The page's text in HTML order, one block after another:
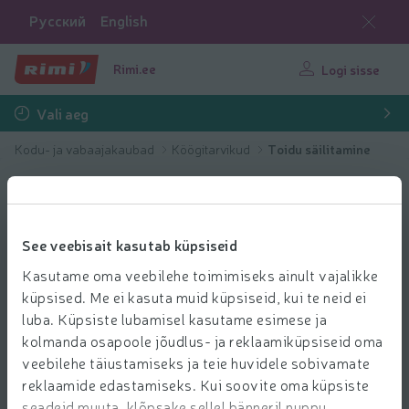
See veebisait kasutab küpsiseid
Kasutame oma veebilehe toimimiseks ainult vajalikke
küpsised. Me ei kasuta muid küpsiseid, kui te neid ei
luba. Küpsiste lubamisel kasutame esimese ja
kolmanda osapoole jõudlus- ja reklaamiküpsiseid oma
veebilehe täiustamiseks ja teie huvidele sobivamate
reklaamide edastamiseks. Kui soovite oma küpsiste
Русский English
Rimi.ee Logi sisse
Vali aeg
Kodu- ja vabaajakaubad Köögitarvikud Toidu säilitamine